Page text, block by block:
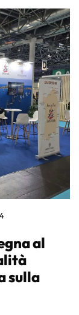
al
sulla